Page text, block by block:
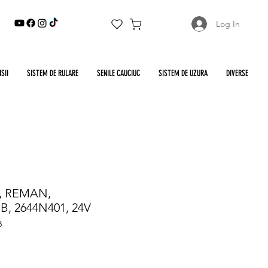
Log In
SISTEM DE RULARE SENILE CAUCIUC SISTEM DE UZURA DIVERSE
REMAN,
2644N401, 24V